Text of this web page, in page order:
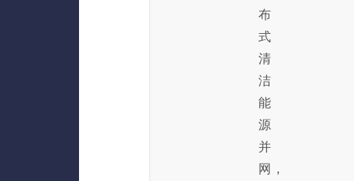
布
式
清
洁
能
源
并
网，